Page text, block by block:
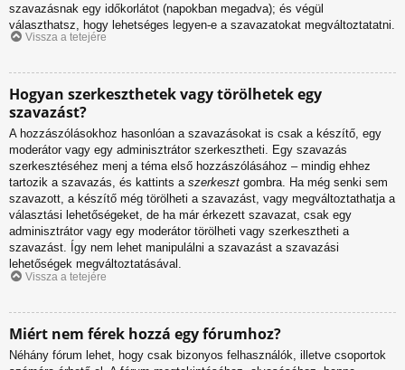
szavazásnak egy időkorlátot (napokban megadva); és végül
választhatsz, hogy lehetséges legyen-e a szavazatokat megváltoztatatni.
Vissza a tetejére
Hogyan szerkeszthetek vagy törölhetek egy
szavazást?
A hozzászólásokhoz hasonlóan a szavazásokat is csak a készítő, egy
moderátor vagy egy adminisztrátor szerkesztheti. Egy szavazás
szerkesztéséhez menj a téma első hozzászólásához – mindig ehhez
tartozik a szavazás, és kattints a szerkeszt gombra. Ha még senki sem
szavazott, a készítő még törölheti a szavazást, vagy megváltoztathatja a
választási lehetőségeket, de ha már érkezett szavazat, csak egy
adminisztrátor vagy egy moderátor törölheti vagy szerkesztheti a
szavazást. Így nem lehet manipulálni a szavazást a szavazási
lehetőségek megváltoztatásával.
Vissza a tetejére
Miért nem férek hozzá egy fórumhoz?
Néhány fórum lehet, hogy csak bizonyos felhasználók, illetve csoportok